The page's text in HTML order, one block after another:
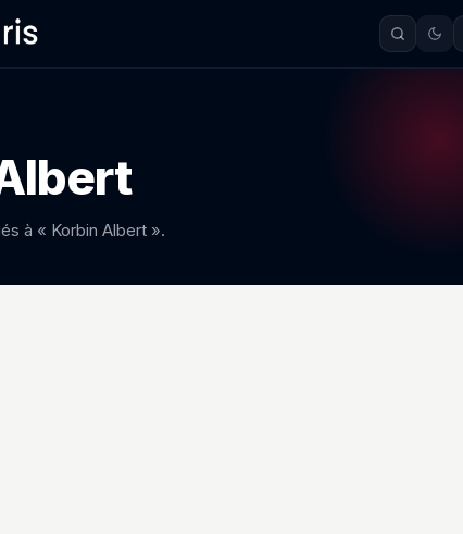
à « Korbin Albert ».